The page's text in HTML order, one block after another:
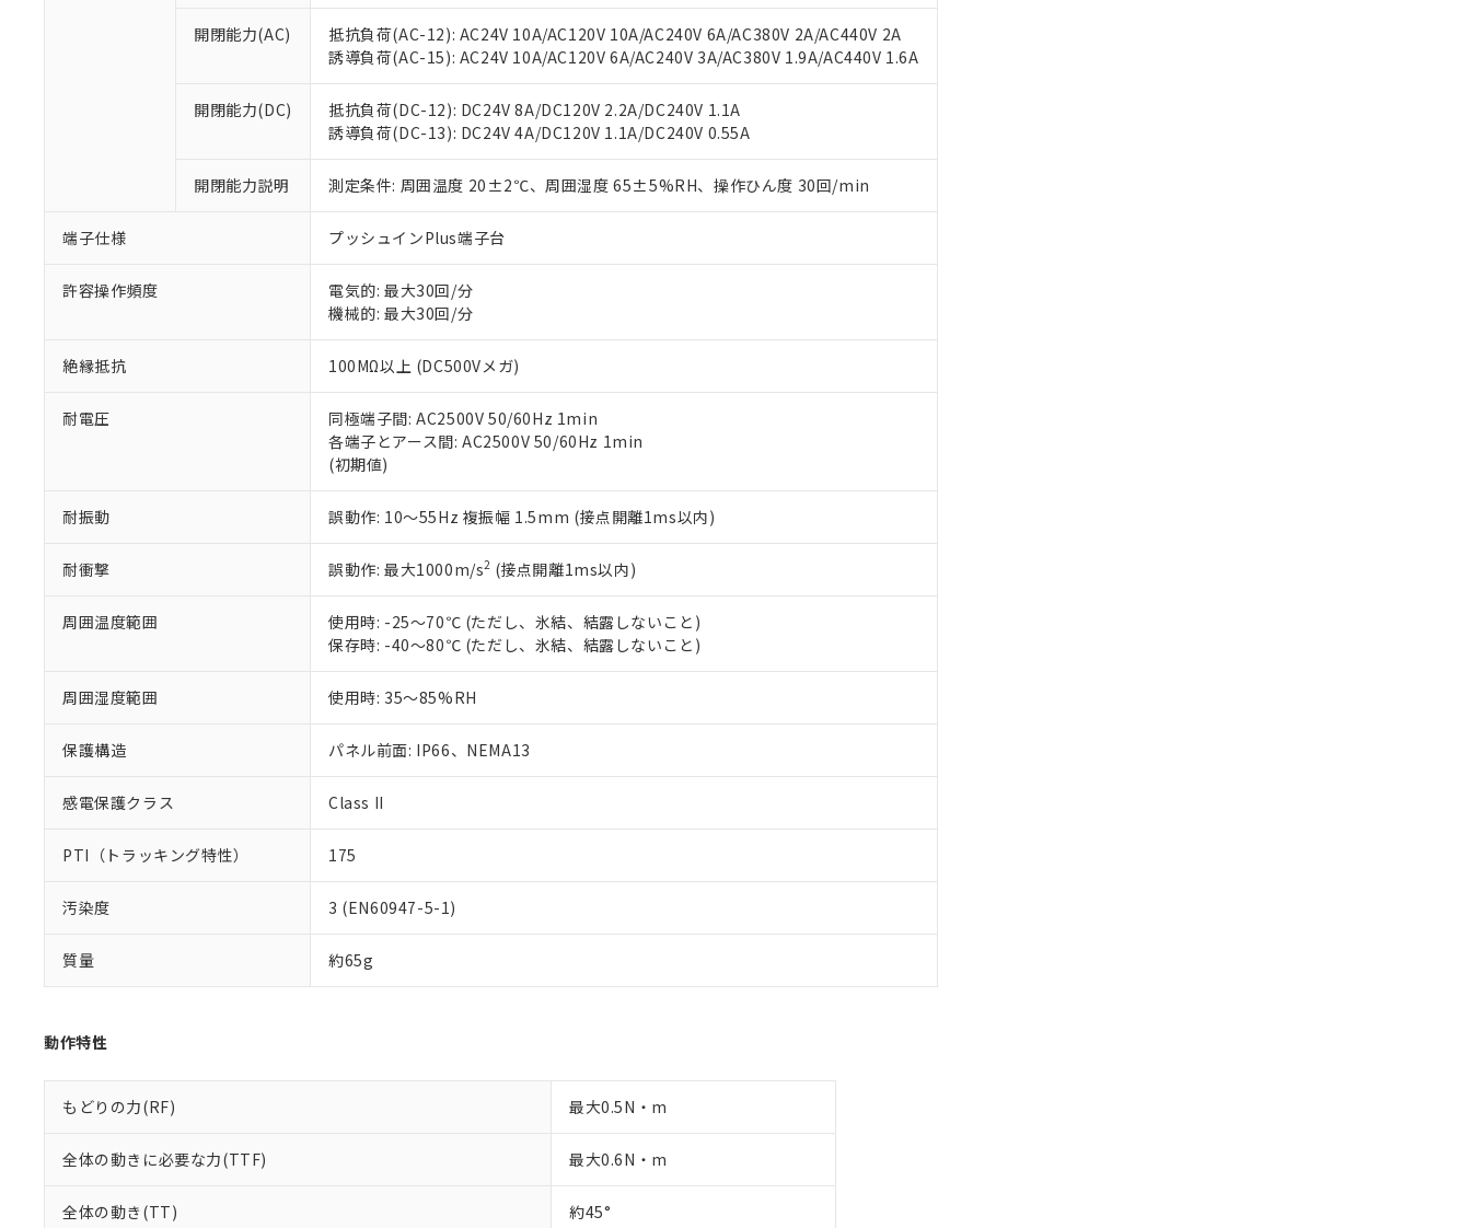
開閉能力(AC)
抵抗負荷(AC-12): AC24V 10A/AC120V 10A/AC240V 6A/AC380V 2A/AC440V 2A
誘導負荷(AC-15): AC24V 10A/AC120V 6A/AC240V 3A/AC380V 1.9A/AC440V 1.6A
開閉能力(DC)
抵抗負荷(DC-12): DC24V 8A/DC120V 2.2A/DC240V 1.1A
誘導負荷(DC-13): DC24V 4A/DC120V 1.1A/DC240V 0.55A
開閉能力説明 測定条件: 周囲温度 20±2℃、周囲湿度 65±5%RH、操作ひん度 30回/min
端子仕様 プッシュインPlus端子台
許容操作頻度
電気的: 最大30回/分
機械的: 最大30回/分
絶縁抵抗 100MΩ以上 (DC500Vメガ)
耐電圧
同極端子間: AC2500V 50/60Hz 1min
各端子とアース間: AC2500V 50/60Hz 1min
(初期値)
耐振動 誤動作: 10～55Hz 複振幅 1.5mm (接点開離1ms以内)
耐衝撃 誤動作: 最大1000m/s2 (接点開離1ms以内)
周囲温度範囲
使用時: -25～70℃ (ただし、氷結、結露しないこと)
保存時: -40～80℃ (ただし、氷結、結露しないこと)
周囲湿度範囲 使用時: 35～85%RH
保護構造 パネル前面: IP66、NEMA13
感電保護クラス Class II
PTI（トラッキング特性） 175
汚染度 3 (EN60947-5-1)
質量 約65g
動作特性
もどりの力(RF) 最大0.5N・m
全体の動きに必要な力(TTF) 最大0.6N・m
全体の動き(TT) 約45°
ご利用条件
本サービスは、当社制御機器事業取扱商品の当社在庫状況および標準価格(税抜)を提供させていただ
くものです。
当社制御機器事業取扱商品の中には、本サービスの対象外となる商品もあることをご了承ください。
在庫状況および標準価格照会結果は、記載している更新日時点での社内データに基づき作成されるも
のであり、閲覧された時点での実際の在庫および標準価格とは異なる場合があることをご了承くださ
い。
正式な納期状況および標準価格はお客様のお取引先、またはお客様担当のオムロン制御機器販売店・
オムロン制御機器販売店や当社販売拠点は「
在庫状況および標準価格結果を当社の事前の承諾なく第三者に漏洩または開示しないようお願いしま
マイパーツ機能（部品リスト作成サービス）をご利用いただくには、I-Webメンバーズにご登録され
ている必要があります。
お客様が当ウェブサイト上で当社にご登録された部品リストについて、当社および当社の共同利用者
が、当社の製品・サービスに関するお客様との取引・商談に必要な範囲で利用することをご了承くだ
※当社の共同利用者とは、 "個人情報の共同利用に関して"
いる法人を指します。
※1 対応状況
対応済み：EU RoHS指令（10物質）の非含有に対応した製品が提供可能な商品です。
対応予定：EU RoHS指令（10物質）の非含有に対応した製品に切り替える予定のある商品です。
対応予定なし：EU RoHS指令（10物質）の非含有に非対応の商品で、対応品を出す予定はありません。
調査・確認中：EU RoHS指令（10物質）の非含有の対応状況を調査中または確認中の商品です。
仕入先様の事情により、非含有部品としていたものが、含有品と判明した場合などやむを得ず変更すること
があります。
*EU RoHS指令（10物質）：
鉛(Pb) 1000ppm以下、 水銀(Hg) 1000ppm以下、 カドミウム(Cd) 100ppm以下、
フタル酸ビス(2-エチルヘキシル) (DEHP)(別名：DOP) 1000ppm以下、フタル酸ブチルベンジル（BBP） 1000ppm以下、フタル酸ジブチ
ル（DBP） 1000ppm以下、フタル酸ジイソブチル (DIBP) 1000ppm以下
但し、RoHS指令で産業用監視および制御機器に対する適用除外項目は除く。
フタル酸エステル類の４物質については閾値を超える意図的な使用がないことを確認しています。
※2 対応予定月
部品在庫の切り替え状況などにより、予定月が前後することがあります。
※3 非含有証明書ダウンロード
下記の非含有証明書をダウンロードすることができます。
EU RoHS指令（10物質）の非含有証明書
51物質の非含有証明書（当社基準）
また、RoHS指令のフタル酸エステル類４物質の対応では、対応完了までの期間は出荷製品に未対応品が
混在することから備考欄に対応日を記載しておりました。
既に当社にて対応品への在庫切替を完了していることから、特段のことがない限り、2022年1月12日よ
り割愛しております。
※1 中国RoHS○×表
「○」：最大均質材料含有率が中国RoHSの基準値以下であることを示します。
「×」：最大均質材料含有率が中国RoHSの基準値を超えていることを示します。
「－」：未確認です。当社販売部門へお問い合わせください。
*中国RoHS10物質の基準値 (GB/T26572)：
Pb(鉛) :1000ppm、 Hg(水銀) : 1000ppm、 Cd(カドミウム) : 100ppm、
Cr(Ⅵ)(六価クロム) : 1000ppm、 PBBs(ポリ臭化ビフェニル類) : 1000ppm、 PBDEs(ポリ臭化ジフェニルエーテル類) : 1000ppm、
DEHP(フタル酸ビス(2-エチルヘキシル)) : 1000ppm
※2 環境保護使用期限
「ｅ」：有害物質（10物質）のすべてが基準値以下であることを示します。
味します。
「－」：未確認です。当社販売部門へお問い合わせください。
当社は、これら貴社製品のうち、外国為替および外国貿易法に定める商品（以下｢規制貨物等」とい
う）を輸出または国外への提供する場合は、日本国政府の輸出許可(または役務取引許可)を取得する
などの必要な手続きをとります。
当社は規制貨物を破棄する場合は、完全に破砕するなど、違法に輸出されないよう必要な手段を講じ
ます。
当社は貴社製品を、核兵器、ミサイル、化学兵器、生物兵器またはその他武器並びにこれらの製造装
当社は、貴社製品を第三者に販売する場合は、上記1、2および3の内容を当該第三者に通知します。
また当社は、販売先および販売に係わる関係者が違法に輸出するおそれがある場合は、取り引きをい
たしません。
合意する
号
一定数以上の在庫あり
－